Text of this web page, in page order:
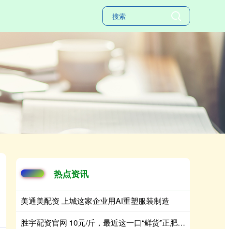
热点资讯
美通美配资 上城这家企业用AI重塑服装制造
胜宇配资官网 10元/斤，最近这一口“鲜货”正肥！摊主：一天上百斤不够卖